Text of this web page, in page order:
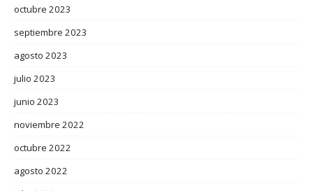
octubre 2023
septiembre 2023
agosto 2023
julio 2023
junio 2023
noviembre 2022
octubre 2022
agosto 2022